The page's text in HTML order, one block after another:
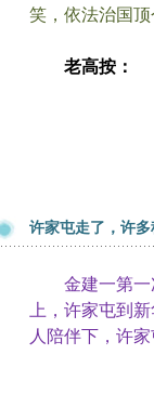
笑，依法治国
老高按：
许家屯走了，许
金建一第一次
上，许家屯到
人陪伴下，许